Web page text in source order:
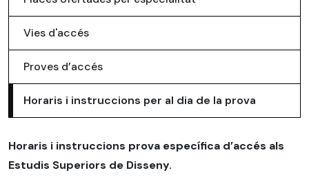
Vies d'accés
Proves d’accés
Horaris i instruccions per al dia de la prova
Horaris i instruccions prova específica d’accés als
Estudis Superiors de Disseny.